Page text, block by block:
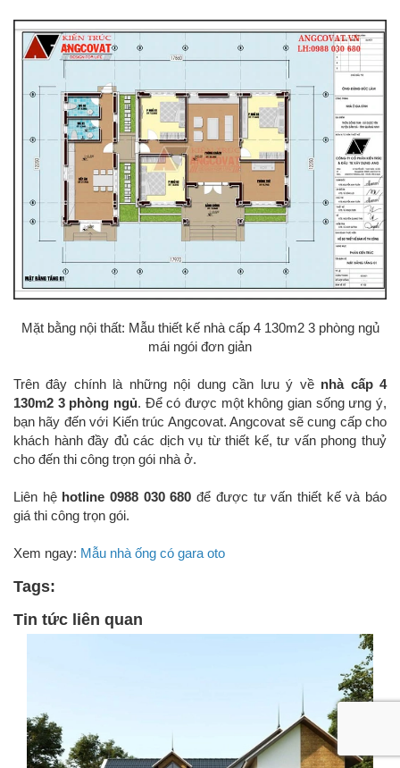
Mặt bằng nội thất: Mẫu thiết kế nhà cấp 4 130m2 3 phòng ngủ
mái ngói đơn giản
Trên đây chính là những nội dung cần lưu ý về nhà cấp 4
130m2 3 phòng ngủ. Để có được một không gian sống ưng ý,
bạn hãy đến với Kiến trúc Angcovat. Angcovat sẽ cung cấp cho
khách hành đầy đủ các dịch vụ từ thiết kế, tư vấn phong thuỷ
cho đến thi công trọn gói nhà ở.
Liên hệ hotline 0988 030 680 để được tư vấn thiết kế và báo
giá thi công trọn gói.
Xem ngay: Mẫu nhà ống có gara oto
Tags:
Tin tức liên quan